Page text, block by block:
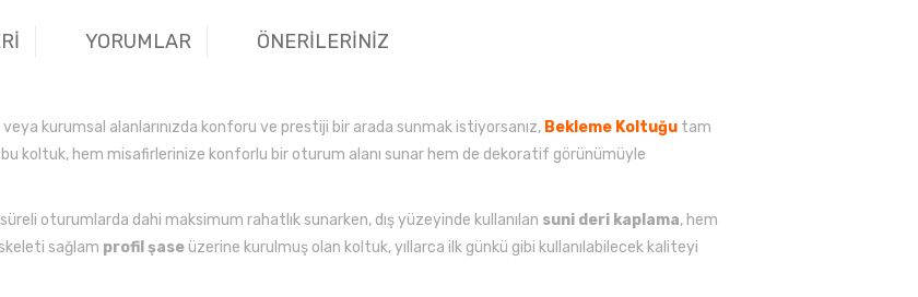
YORUMLAR ÖNERİLERİNİZ
veya kurumsal alanlarınızda konforu ve prestiji bir arada sunmak istiyorsanız, Bekleme Koltuğu tam
bu koltuk, hem misafirlerinize konforlu bir oturum alanı sunar hem de dekoratif görünümüyle
oturumlarda dahi maksimum rahatlık sunarken, dış yüzeyinde kullanılan suni deri kaplama, hem
sağlam profil şase üzerine kurulmuş olan koltuk, yıllarca ilk günkü gibi kullanılabilecek kaliteyi